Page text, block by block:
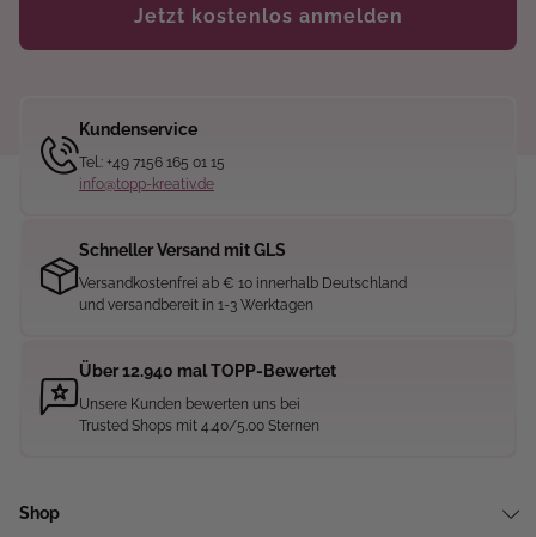
Jetzt kostenlos anmelden
Kundenservice
Tel.: +49 7156 165 01 15
info@topp-kreativ.de
Schneller Versand mit GLS
Versandkostenfrei ab € 10 innerhalb Deutschland
und versandbereit in 1-3 Werktagen
Über 12.940 mal TOPP-Bewertet
Unsere Kunden bewerten uns bei
Trusted Shops mit 4.40/5.00 Sternen
Shop